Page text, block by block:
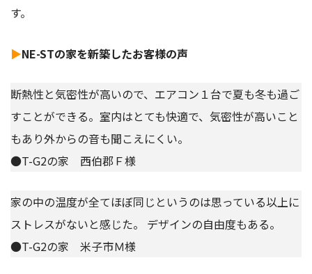
す。
▶NE-STの家を新築したお客様の声
断熱性と気密性が高いので、エアコン１台で夏も冬も過ご
すことができる。室内はとても快適で、気密性が高いこと
もあり外からの音も聞こえにくい。
●T-G2の家 西伯郡Ｆ様
家の中の温度が全てほぼ同じというのは思っている以上に
ストレスがないと感じた。 デザインの自由度もある。
●T-G2の家 米子市Ｍ様